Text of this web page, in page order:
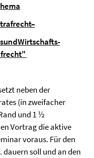
neben der
(in zweifacher
und 1 ½
Vortrag die aktive
voraus. Für den
dauern soll und an den